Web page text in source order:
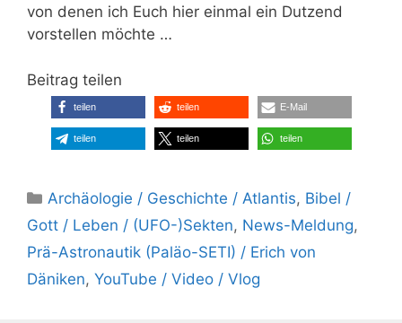
von denen ich Euch hier einmal ein Dutzend
vorstellen möchte …
Beitrag teilen
teilen teilen E-Mail
teilen teilen teilen
Kategorien
Archäologie / Geschichte / Atlantis, Bibel /
Gott / Leben / (UFO-)Sekten, News-Meldung,
Prä-Astronautik (Paläo-SETI) / Erich von
Däniken, YouTube / Video / Vlog